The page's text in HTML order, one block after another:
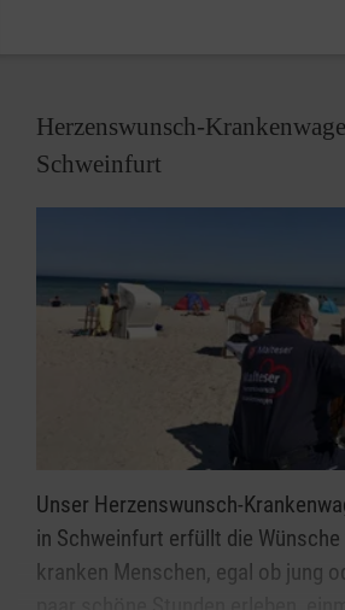
Herzenswunsch-
Schweinfurt
Unser Herzenswunsch-
in Schweinfurt erfüllt die
kranken Menschen, egal ob jung